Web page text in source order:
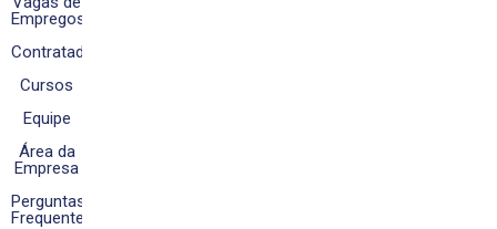
Empregos
Contratados
Cursos
Equipe
Área da
Empresa
Perguntas
Frequentes